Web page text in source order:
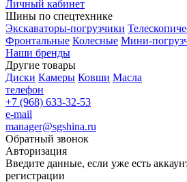
Личный кабинет
Шины по спецтехнике
Экскаваторы-погрузчики
Фронтальные Колесные Мини-
Наши бренды
Другие товары
Диски Камеры Ковши Масла
телефон
+7 (968) 633-32-53
e-mail
manager@sgshina.ru
Обратный звонок
Авторизация
Введите данные, если уже есть
регистрации